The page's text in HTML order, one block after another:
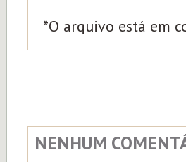
*O arquivo está em
NENHUM